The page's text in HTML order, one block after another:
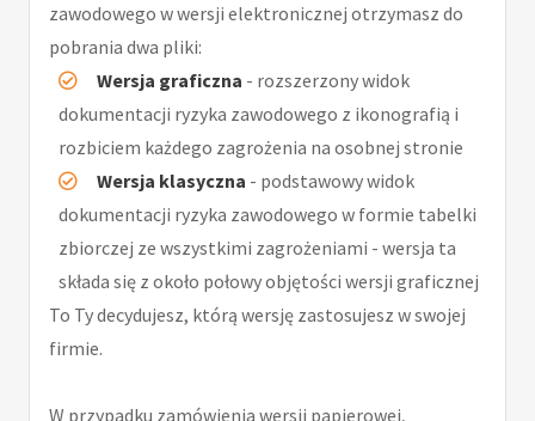
zawodowego w wersji elektronicznej otrzymasz do
pobrania dwa pliki:
Wersja graficzna - rozszerzony widok
dokumentacji ryzyka zawodowego z ikonografią i
rozbiciem każdego zagrożenia na osobnej stronie
Wersja klasyczna - podstawowy widok
dokumentacji ryzyka zawodowego w formie tabelki
zbiorczej ze wszystkimi zagrożeniami - wersja ta
składa się z około połowy objętości wersji graficznej
To Ty decydujesz, którą wersję zastosujesz w swojej
firmie.
W przypadku zamówienia wersji papierowej,